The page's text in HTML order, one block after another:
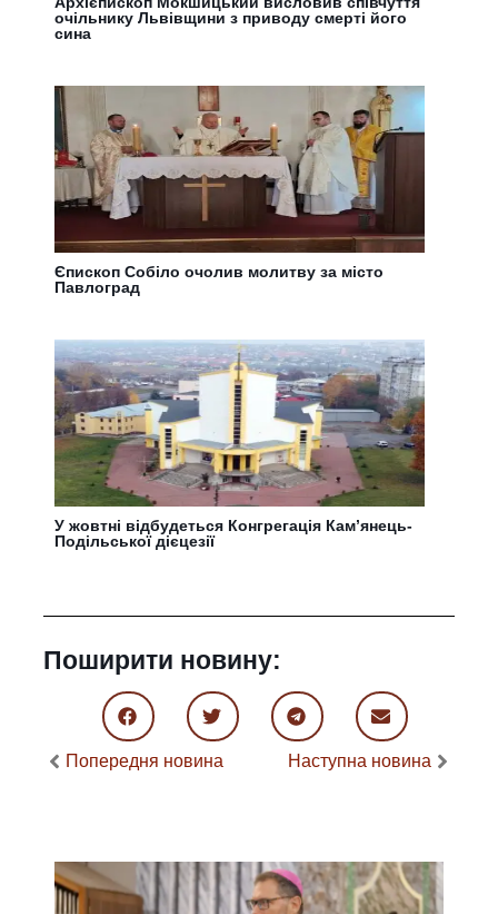
очільнику Львівщини з приводу смерті його
сина
Єпископ Собіло очолив молитву за місто
Павлоград
У жовтні відбудеться Конгрегація Кам’янець-
Подільської дієцезії
Поширити новину:
Попередня новина Наступна новина